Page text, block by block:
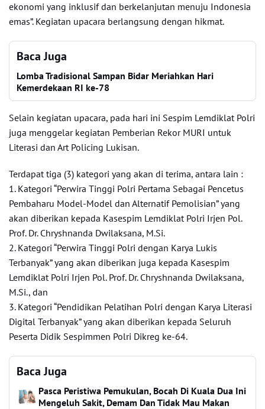
ekonomi yang inklusif dan berkelanjutan menuju Indonesia
emas”. Kegiatan upacara berlangsung dengan hikmat.
Baca Juga
Lomba Tradisional Sampan Bidar Meriahkan Hari
Kemerdekaan RI ke-78
Selain kegiatan upacara, pada hari ini Sespim Lemdiklat Polri
juga menggelar kegiatan Pemberian Rekor MURI untuk
Literasi dan Art Policing Lukisan.
Terdapat tiga (3) kategori yang akan di terima, antara lain :
1. Kategori “Perwira Tinggi Polri Pertama Sebagai Pencetus
Pembaharu Model-Model dan Alternatif Pemolisian” yang
akan diberikan kepada Kasespim Lemdiklat Polri Irjen Pol.
Prof. Dr. Chryshnanda Dwilaksana, M.Si.
2. Kategori “Perwira Tinggi Polri dengan Karya Lukis
Terbanyak” yang akan diberikan juga kepada Kasespim
Lemdiklat Polri Irjen Pol. Prof. Dr. Chryshnanda Dwilaksana,
M.Si., dan
3. Kategori “Pendidikan Pelatihan Polri dengan Karya Literasi
Digital Terbanyak” yang akan diberikan kepada Seluruh
Peserta Didik Sespimmen Polri Dikreg ke-64.
Baca Juga
Pasca Peristiwa Pemukulan, Bocah Di Kuala Dua Ini
Mengeluh Sakit, Demam Dan Tidak Mau Makan